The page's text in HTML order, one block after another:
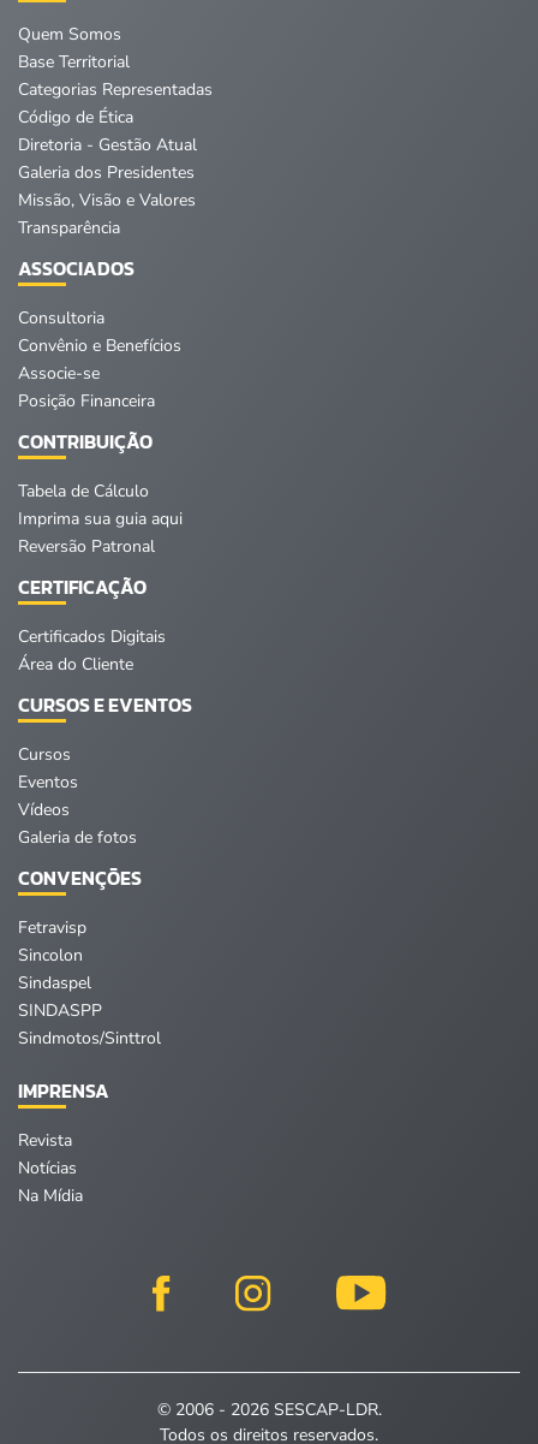
Quem Somos
Base Territorial
Categorias Representadas
Código de Ética
Diretoria - Gestão Atual
Galeria dos Presidentes
Missão, Visão e Valores
Transparência
ASSOCIADOS
Consultoria
Convênio e Benefícios
Associe-se
Posição Financeira
CONTRIBUIÇÃO
Tabela de Cálculo
Imprima sua guia aqui
Reversão Patronal
CERTIFICAÇÃO
Certificados Digitais
Área do Cliente
CURSOS E EVENTOS
Cursos
Eventos
Vídeos
Galeria de fotos
CONVENÇÕES
Fetravisp
Sincolon
Sindaspel
SINDASPP
Sindmotos/Sinttrol
IMPRENSA
Revista
Notícias
Na Mídia
© 2006 - 2026 SESCAP-LDR.
Todos os direitos reservados.